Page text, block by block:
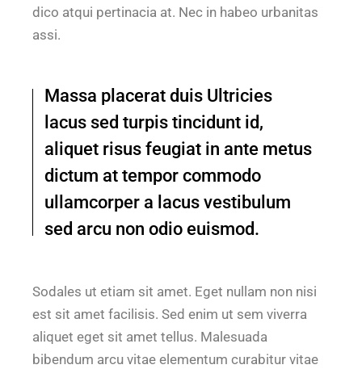
dico atqui pertinacia at. Nec in habeo urbanitas
assi.
Massa placerat duis Ultricies
lacus sed turpis tincidunt id,
aliquet risus feugiat in ante metus
dictum at tempor commodo
ullamcorper a lacus vestibulum
sed arcu non odio euismod.
Sodales ut etiam sit amet. Eget nullam non nisi
est sit amet facilisis. Sed enim ut sem viverra
aliquet eget sit amet tellus. Malesuada
bibendum arcu vitae elementum curabitur vitae